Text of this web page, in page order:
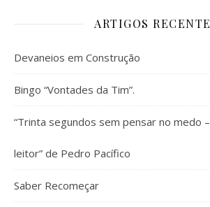
ARTIGOS
Devaneios em Construção
Bingo “Vontades da Tim”.
“Trinta segundos sem pensar no medo
leitor” de Pedro Pacífico
Saber Recomeçar